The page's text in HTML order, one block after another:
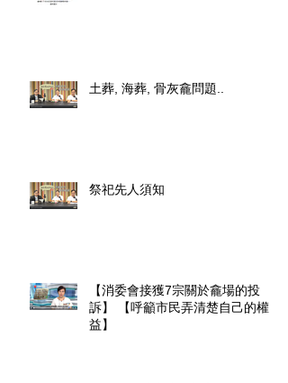
土葬, 海葬, 骨灰龕問題..
祭祀先人須知
【消委會接獲7宗關於龕場的投
訴】 【呼籲市民弄清楚自己的權
益】